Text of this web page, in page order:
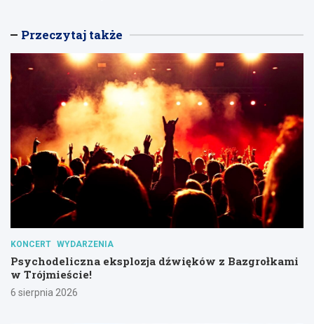
Przeczytaj także
KONCERT WYDARZENIA
Psychodeliczna eksplozja dźwięków z Bazgrołkami
w Trójmieście!
6 sierpnia 2026